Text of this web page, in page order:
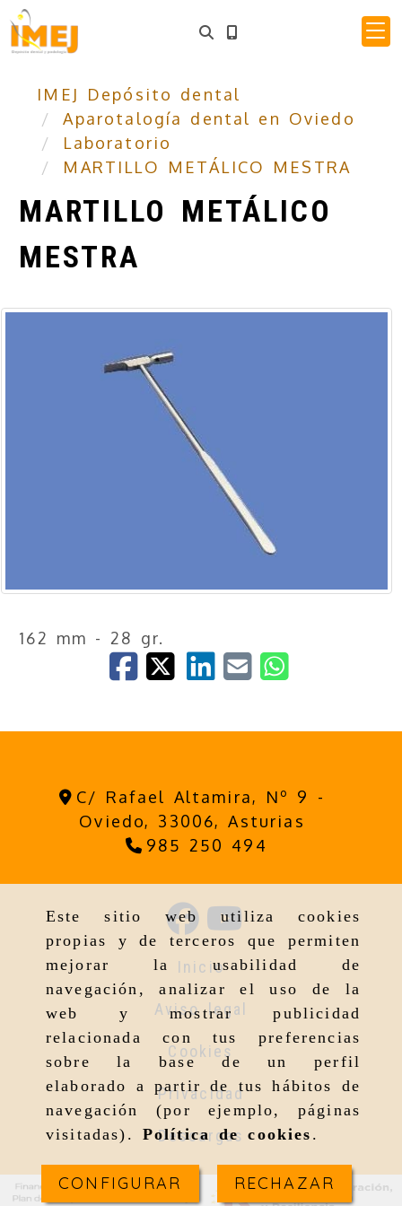
Este sitio web utiliza cookies
propias y de terceros que permiten
mejorar la usabilidad de
navegación, analizar el uso de la
web y mostrar publicidad
relacionada con tus preferencias
sobre la base de un perfil
elaborado a partir de tus hábitos de
navegación (por ejemplo, páginas
visitadas). Política de cookies .
CONFIGURAR RECHAZAR
IMEJ Depósito dental
Aparotalogía dental en Oviedo
Laboratorio
MARTILLO METÁLICO MESTRA
MARTILLO METÁLICO
MESTRA
162 mm - 28 gr.
C/ Rafael Altamira, Nº 9 -
Oviedo, 33006,Asturias
985 250 494
Inicio
Aviso legal
Cookies
Privacidad
Descargas